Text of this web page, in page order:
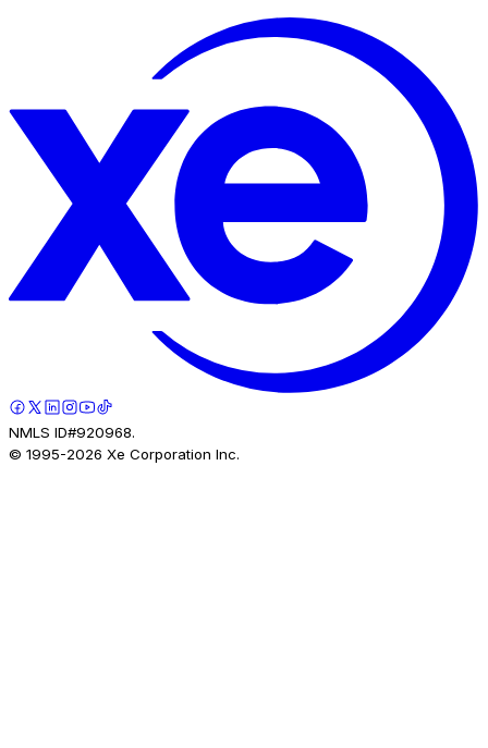
NMLS ID#920968.
© 1995-2026 Xe Corporation Inc.